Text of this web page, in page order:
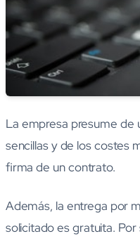
La empresa presume de
sencillas y de los costes
firma de un contrato.
Además, la entrega por
solicitado es gratuita.